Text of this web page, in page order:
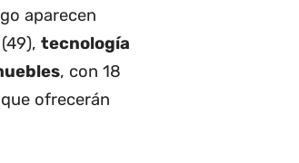
aparecen
tecnología
, con 18
que ofrecerán